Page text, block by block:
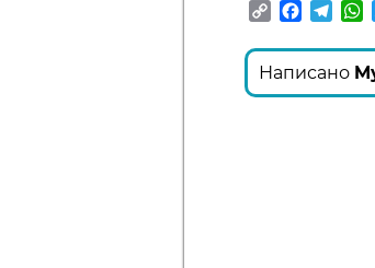
Copy
Написано